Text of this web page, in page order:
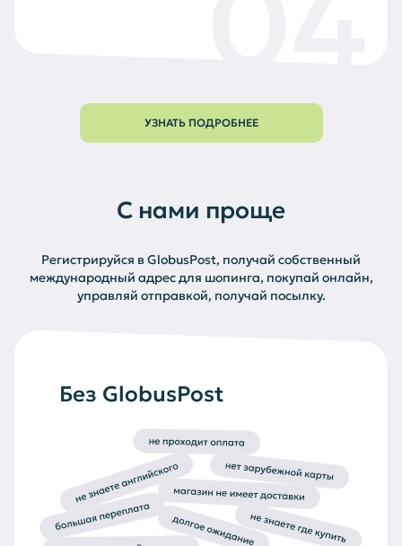
УЗНАТЬ ПОДРОБНЕЕ
С нами проще
Регистрируйся в GlobusPost, получай собственный
международный адрес для шопинга, покупай онлайн,
управляй отправкой, получай посылку.
Без GlobusPost